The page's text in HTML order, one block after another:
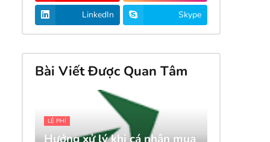
LinkedIn Skype
Bài Viết Được Quan Tâm
LỆ PHÍ